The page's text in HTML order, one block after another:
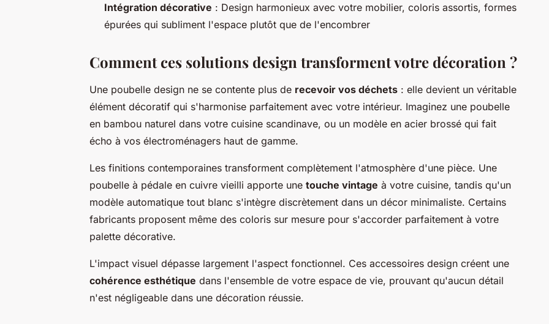
Intégration décorative : Design harmonieux avec votre mobilier, coloris assortis, formes
épurées qui subliment l'espace plutôt que de l'encombrer
Comment ces solutions design transforment votre décoration ?
Une poubelle design ne se contente plus de recevoir vos déchets : elle devient un véritable
élément décoratif qui s'harmonise parfaitement avec votre intérieur. Imaginez une poubelle
en bambou naturel dans votre cuisine scandinave, ou un modèle en acier brossé qui fait
écho à vos électroménagers haut de gamme.
Les finitions contemporaines transforment complètement l'atmosphère d'une pièce. Une
poubelle à pédale en cuivre vieilli apporte une touche vintage à votre cuisine, tandis qu'un
modèle automatique tout blanc s'intègre discrètement dans un décor minimaliste. Certains
fabricants proposent même des coloris sur mesure pour s'accorder parfaitement à votre
palette décorative.
L'impact visuel dépasse largement l'aspect fonctionnel. Ces accessoires design créent une
cohérence esthétique dans l'ensemble de votre espace de vie, prouvant qu'aucun détail
n'est négligeable dans une décoration réussie.